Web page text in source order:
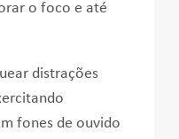
o foco e até
distrações
fones de ouvido